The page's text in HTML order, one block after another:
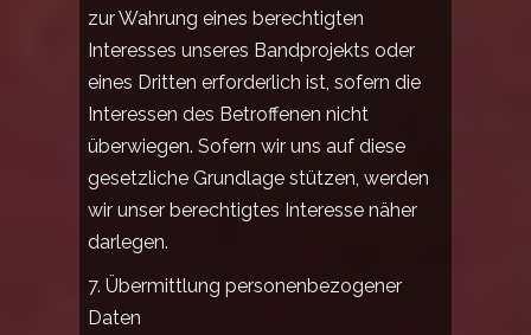
zur Wahrung eines berechtigten
Interesses unseres Bandprojekts oder
eines Dritten erforderlich ist, sofern die
Interessen des Betroffenen nicht
überwiegen. Sofern wir uns auf diese
gesetzliche Grundlage stützen, werden
wir unser berechtigtes Interesse näher
darlegen.
7. Übermittlung personenbezogener
Daten